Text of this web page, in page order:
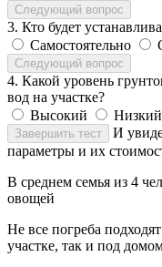
Следующий вопрос
3. Кто будет
Самостоятельно
Следующий вопрос
4. Какой уровень
вод на участке?
Высокий
Низкий
Завершить тест
И
параметры и их
В среднем семья из 4
овощей
Не все погреба
участке, так и под